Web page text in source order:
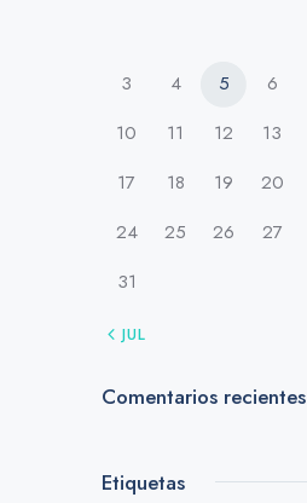
3
4 5 6
10
11 12 13
17
18 19 20
24
25 26 27
31
« JUL
Comentarios recientes
Etiquetas